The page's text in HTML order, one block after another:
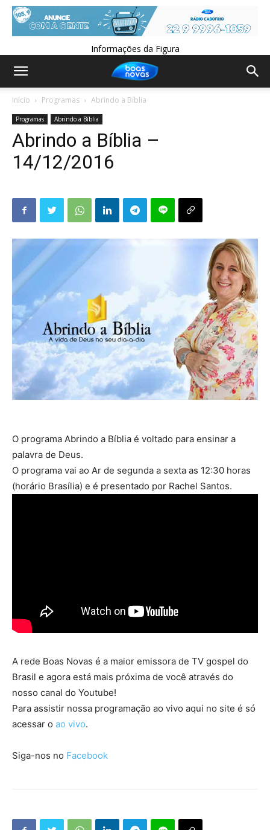
Informações da Figura
Início Programas Abrindo a Bíblia
Programas Abrindo a Bíblia
Abrindo a Bíblia –
14/12/2016
O programa Abrindo a Bíblia é voltado para ensinar a
palavra de Deus.
O programa vai ao Ar de segunda a sexta as 12:30 horas
(horário Brasília) e é presentado por Rachel Santos.
A rede Boas Novas é a maior emissora de TV gospel do
Brasil e agora está mais próxima de você através do
nosso canal do Youtube!
Para assistir nossa programação ao vivo aqui no site é só
acessar o ao vivo.
Siga-nos no Facebook